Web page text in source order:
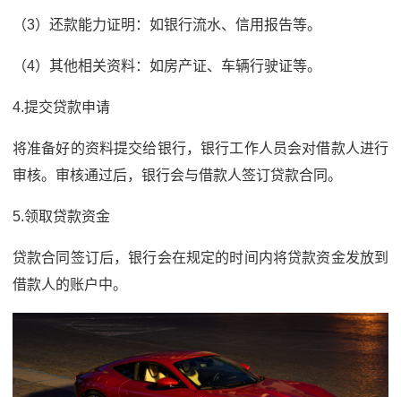
（3）还款能力证明：如银行流水、信用报告等。
（4）其他相关资料：如房产证、车辆行驶证等。
4.提交贷款申请
将准备好的资料提交给银行，银行工作人员会对借款人进行
审核。审核通过后，银行会与借款人签订贷款合同。
5.领取贷款资金
贷款合同签订后，银行会在规定的时间内将贷款资金发放到
借款人的账户中。